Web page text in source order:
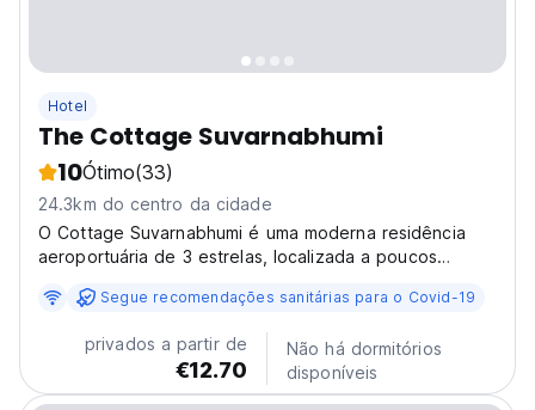
Hotel
The Cottage Suvarnabhumi
10Ótimo(33)
24.3km do centro da cidade
O Cottage Suvarnabhumi é uma moderna residência
aeroportuária de 3 estrelas, localizada a poucos
minutos do aeroporto de Bangkok, com ligação ao
Segue recomendações sanitárias para o Covid-19
privados a partir de
€12.70
Não há dormitórios
disponíveis